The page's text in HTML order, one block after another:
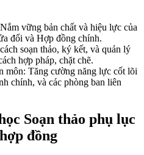
vững bản chất và hiệu lực của
đổi và Hợp đồng chính.
soạn thảo, ký kết, và quản lý
hợp pháp, chặt chẽ.
môn: Tăng cường năng lực cốt lõi
chính, và các phòng ban liên
Soạn thảo phụ lục
đồng